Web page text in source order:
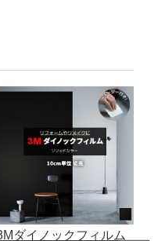
ダイノックフィルム